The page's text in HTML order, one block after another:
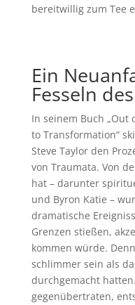
bereitwillig zum Tee
Ein
Fesseln
In seinem Buch „Out
to Transformation“
Steve Taylor den
von Traumata. Von
hat – darunter
und Byron Katie –
dramatische
Grenzen stießen,
kommen würde.
schlimmer sein als
durchgemacht
gegenübertraten,